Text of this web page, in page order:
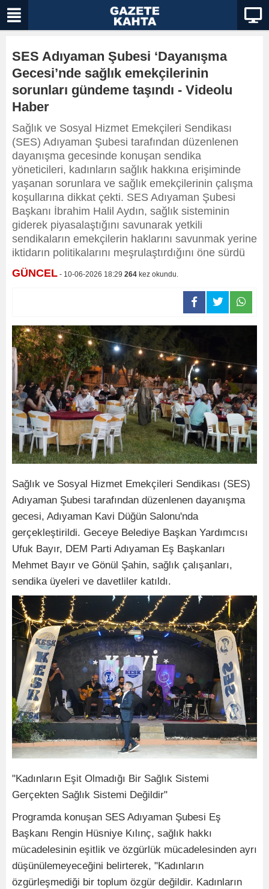
SES Adıyaman Şubesi ‘Dayanışma
Gecesi’nde sağlık emekçilerinin
sorunları gündeme taşındı - Videolu
Haber
Sağlık ve Sosyal Hizmet Emekçileri Sendikası
(SES) Adıyaman Şubesi tarafından düzenlenen
dayanışma gecesinde konuşan sendika
yöneticileri, kadınların sağlık hakkına erişiminde
yaşanan sorunlara ve sağlık emekçilerinin çalışma
koşullarına dikkat çekti. SES Adıyaman Şubesi
Başkanı İbrahim Halil Aydın, sağlık sisteminin
giderek piyasalaştığını savunarak yetkili
sendikaların emekçilerin haklarını savunmak yerine
iktidarın politikalarını meşrulaştırdığını öne sürdü
GÜNCEL - 10-06-2026 18:29 264 kez okundu.
Sağlık ve Sosyal Hizmet Emekçileri Sendikası (SES)
Adıyaman Şubesi tarafından düzenlenen dayanışma
gecesi, Adıyaman Kavi Düğün Salonu'nda
gerçekleştirildi. Geceye Belediye Başkan Yardımcısı
Ufuk Bayır, DEM Parti Adıyaman Eş Başkanları
Mehmet Bayır ve Gönül Şahin, sağlık çalışanları,
sendika üyeleri ve davetliler katıldı.
"Kadınların Eşit Olmadığı Bir Sağlık Sistemi
Gerçekten Sağlık Sistemi Değildir"
Programda konuşan SES Adıyaman Şubesi Eş
Başkanı Rengin Hüsniye Kılınç, sağlık hakkı
mücadelesinin eşitlik ve özgürlük mücadelesinden ayrı
düşünülemeyeceğini belirterek, "Kadınların
özgürleşmediği bir toplum özgür değildir. Kadınların